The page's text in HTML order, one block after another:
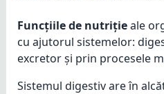
Funcțiile de nutrițieale
cu ajutorul sistemelor:
excretor și prin procesele
Sistemul digestiv are în